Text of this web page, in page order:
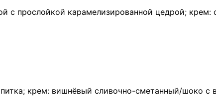
с прослойкой карамелизированной цедрой;
крем: вишнёвый сливочно-сметанный/шоко с